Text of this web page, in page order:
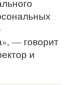
— говорит
и